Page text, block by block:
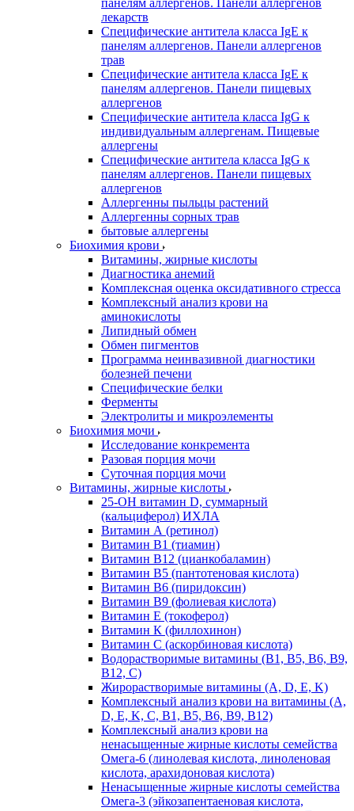
панелям аллергенов. Панели аллергенов
лекарств
Специфические антитела класса IgE к
панелям аллергенов. Панели аллергенов
трав
Специфические антитела класса IgE к
панелям аллергенов. Панели пищевых
аллергенов
Специфические антитела класса IgG к
индивидуальным аллергенам. Пищевые
аллергены
Специфические антитела класса IgG к
панелям аллергенов. Панели пищевых
аллергенов
Аллергенны пыльцы растений
Аллергенны сорных трав
бытовые аллергены
Биохимия крови
Витамины, жирные кислоты
Диагностика анемий
Комплексная оценка оксидативного стресса
Комплексный анализ крови на
аминокислоты
Липидный обмен
Обмен пигментов
Программа неинвазивной диагностики
болезней печени
Специфические белки
Ферменты
Электролиты и микроэлементы
Биохимия мочи
Исследование конкремента
Разовая порция мочи
Суточная порция мочи
Витамины, жирные кислоты
25-OH витамин D, суммарный
(кальциферол) ИХЛА
Витамин А (ретинол)
Витамин В1 (тиамин)
Витамин В12 (цианкобаламин)
Витамин В5 (пантотеновая кислота)
Витамин В6 (пиридоксин)
Витамин В9 (фолиевая кислота)
Витамин Е (токоферол)
Витамин К (филлохинон)
Витамин С (аскорбиновая кислота)
Водорастворимые витамины (B1, B5, B6, В9,
В12, С)
Жирорастворимые витамины (A, D, E, K)
Комплексный анализ крови на витамины (A,
D, E, K, C, B1, B5, B6, В9, B12)
Комплексный анализ крови на
ненасыщенные жирные кислоты семейства
Омега-6 (линолевая кислота, линоленовая
кислота, арахидоновая кислота)
Ненасыщенные жирные кислоты семейства
Омега-3 (эйкозапентаеновая кислота,